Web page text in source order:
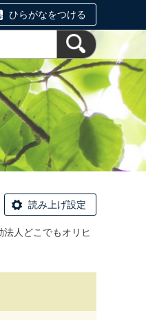
ひらがなをつける
読み上げ設定
法人どこでもオリヒ